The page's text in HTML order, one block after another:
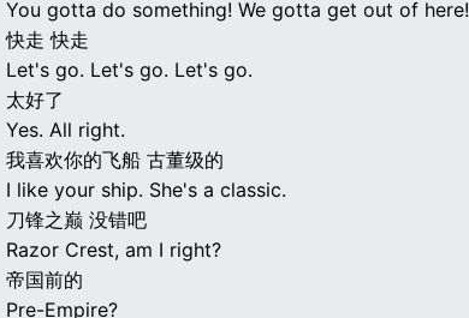
You gotta do something! We gotta get out of here!
快走 快走
Let's go. Let's go. Let's go.
太好了
Yes. All right.
我喜欢你的飞船 古董级的
I like your ship. She's a classic.
刀锋之巅 没错吧
Razor Crest, am I right?
帝国前的
Pre-Empire?